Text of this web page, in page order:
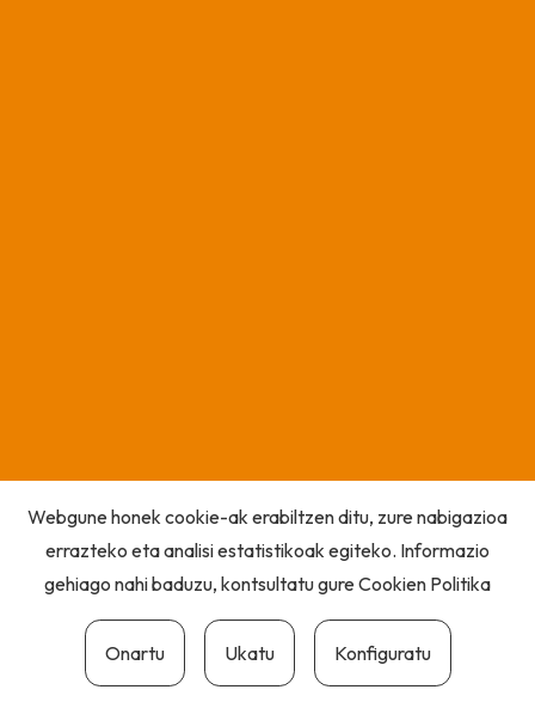
Webgune honek cookie-ak erabiltzen ditu, zure nabigazioa
errazteko eta analisi estatistikoak egiteko. Informazio
gehiago nahi baduzu, kontsultatu gureCookien Politika
Onartu Ukatu Konfiguratu